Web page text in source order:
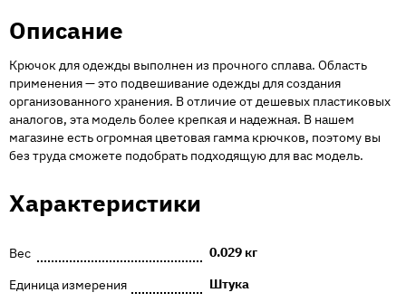
Описание
Крючок для одежды выполнен из прочного сплава. Область
применения — это подвешивание одежды для создания
организованного хранения. В отличие от дешевых пластиковых
аналогов, эта модель более крепкая и надежная. В нашем
магазине есть огромная цветовая гамма крючков, поэтому вы
без труда сможете подобрать подходящую для вас модель.
Характеристики
Вес
0.029 кг
Единица измерения
Штука